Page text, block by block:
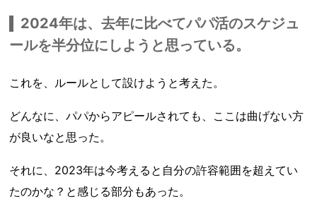
2024年は、去年に比べてパパ活のスケジュ
ールを半分位にしようと思っている。
これを、ルールとして設けようと考えた。
どんなに、パパからアピールされても、ここは曲げない方
が良いなと思った。
それに、2023年は今考えると自分の許容範囲を超えてい
たのかな？と感じる部分もあった。